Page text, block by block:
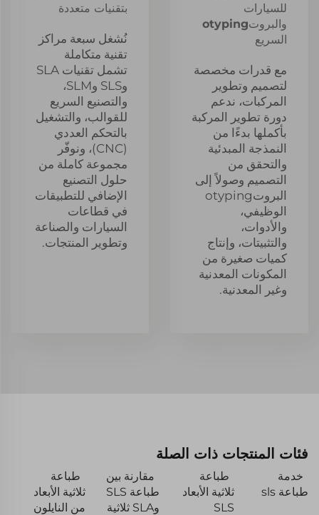
للسيارات
والبروتotyping
السريع
مع قدرات مخصصة
لتصميم وتطوير
المركبات، ندعم
دورة تطوير المركبة
بأكملها بدءًا من
النمذجة المبدئية
والتحقق من
التصميم وصولاً إلى
البروتotyping
الوظيفي،
والأدوات،
والتثبيتات، وإنتاج
كميات صغيرة من
المكونات المعدنية
وغير المعدنية.
بتقنيات متعددة
نُشغل سبعة مراكز
تقنية متكاملة
تشمل تقنيات SLA
وSLS وSLM،
والتصنيع السريع
للقوالب، والتشغيل
بالتحكم العددي
(CNC)، ونوفّر
مجموعة كاملة من
حلول التصنيع
الإضافي للتطبيقات
في قطاعات
السيارات والصناعة
وتطوير المنتجات.
فئات المنتجات ذات الصلة
خدمة
طباعة sls
طباعة
ثلاثية الأبعاد
SLS
مقارنة بين
طباعة SLS
وSLA ثلاثية
طباعة
ثلاثية الأبعاد
من النايلون